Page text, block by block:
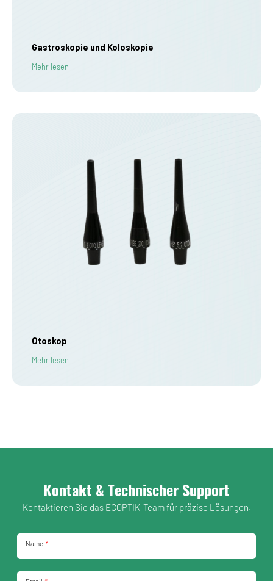
Gastroskopie und Koloskopie
Mehr lesen
Otoskop
Mehr lesen
Kontakt & Technischer Support
Kontaktieren Sie das ECOPTIK-Team für präzise Lösungen.
Name *